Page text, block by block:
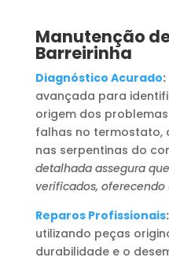
Manutenção
Barreirinha
Diagnóstico Acurado:
avançada para
origem dos
falhas no termostato,
nas serpentinas do
detalhada assegura
verificados,
Reparos Profissionais:
utilizando peças
durabilidade e o